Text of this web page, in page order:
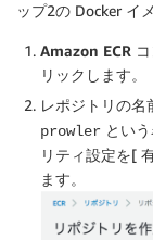
ップ2の Docker イ
Amazon ECR
リックします。
レポジトリの名
prowler とい
リティ設定を[
ます。